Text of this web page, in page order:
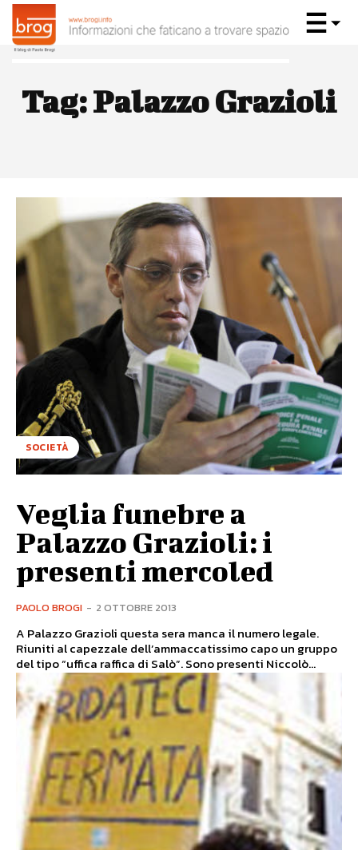
Tag:Palazzo Grazioli
SOCIETÀ
Veglia funebre a
Palazzo Grazioli: i
presenti mercoled
PAOLO BROGI - 2 OTTOBRE 2013
A Palazzo Grazioli questa sera manca il numero legale.
Riuniti al capezzale dell’ammaccatissimo capo un gruppo
del tipo “uffica raffica di Salò”. Sono presenti Niccolò...